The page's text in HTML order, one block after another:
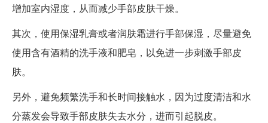
增加室内湿度，从而减少手部皮肤干燥。
其次，使用保湿乳膏或者润肤霜进行手部保湿，尽量避免
使用含有酒精的洗手液和肥皂，以免进一步刺激手部皮
肤。
另外，避免频繁洗手和长时间接触水，因为过度清洁和水
分蒸发会导致手部皮肤失去水分，进而引起脱皮。